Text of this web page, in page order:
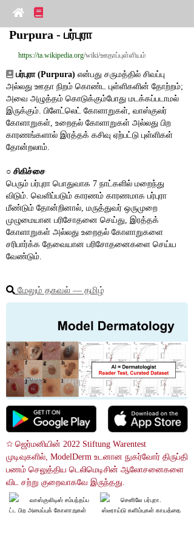
Purpura - பர்புரா
https://ta.wikipedia.org/wiki/ஊதாப்புள்ளியம்
பர்புரா (Purpura) என்பது சருமத்தில் சிவப்பு
அல்லது ஊதா நிறம் கொண்ட புள்ளிகளின் தோற்றம்;
அவை அழுத்தம் கொடுக்கும்போது மடக்கப்படாமல்
இருக்கும். பிளேட்லெட் கோளாறுகள், வாஸ்குலர்
கோளாறுகள், உறைதல் கோளாறுகள் அல்லது பிற
காரணங்களால் இரத்தக் கசிவு ஏற்பட்டு புள்ளிகள்
தோன்றலாம்.
○ சிகிச்சை
பெரும் பர்புரா பொதுவாக 7 நாட்களில் மறைந்து
விடும். வெளிப்படும் காரணம் காரணமாக பர்புரா
மீண்டும் தோன்றினால், மருத்துவர் ஒருமுறை
முழுமையான பரிசோதனை செய்து, இரத்தக்
கோளாறுகள் அல்லது உறைதல் கோளாறுகளை
சரிபார்க்க தேவையான பரிசோதனைகளை செய்ய
வேண்டும்.
மேலும் தகவல் ― தமிழ்
☆ ஜெர்மனியின் 2022 Stiftung Warentest
முடிவுகளில், ModelDerm உடனான நுகர்வோர் திருப்தி
பணம் செலுத்திய டெலிமெடிசின் ஆலோசனைகளை
விட சற்று குறைவாகவே இருந்தது.
வாஸ்குலிடிஸ் சம்பந்தப்ப
ட்ட பிற அமைப்புக் கோளாறுகள்
செனிலே பர்புரா.
ஸ்டீராய்டு களிம்புகள் காயத்தை